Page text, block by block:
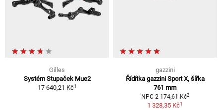
Gilles
Systém Stupaček Mue2
17 640,21 Kč1
gazzini
Řídítka gazzini Sport X, šířka
761 mm
NPC 2 174,61 Kč2
1 328,35 Kč1